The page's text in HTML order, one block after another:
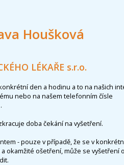
Houšková
LÉKAŘE s.r.o.
den a hodinu a to na našich
nebo na našem telefonním čísle
.
doba čekání na vyšetření.
- pouze v případě, že se v
okamžité ošetření, může se vyšetření